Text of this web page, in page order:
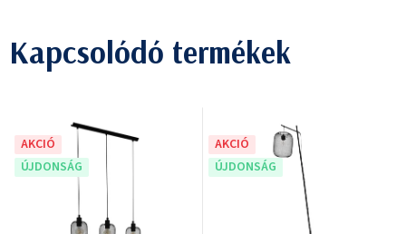
Kapcsolódó termékek
AKCIÓ
ÚJDONSÁG
AKCIÓ
ÚJDONSÁG